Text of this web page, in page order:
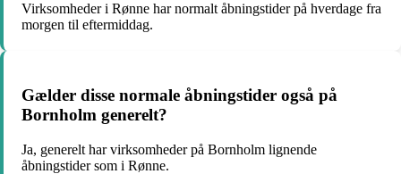
Virksomheder i Rønne har normalt åbningstider på hverdage fra
morgen til eftermiddag.
Gælder disse normale åbningstider også på
Bornholm generelt?
Ja, generelt har virksomheder på Bornholm lignende
åbningstider som i Rønne.